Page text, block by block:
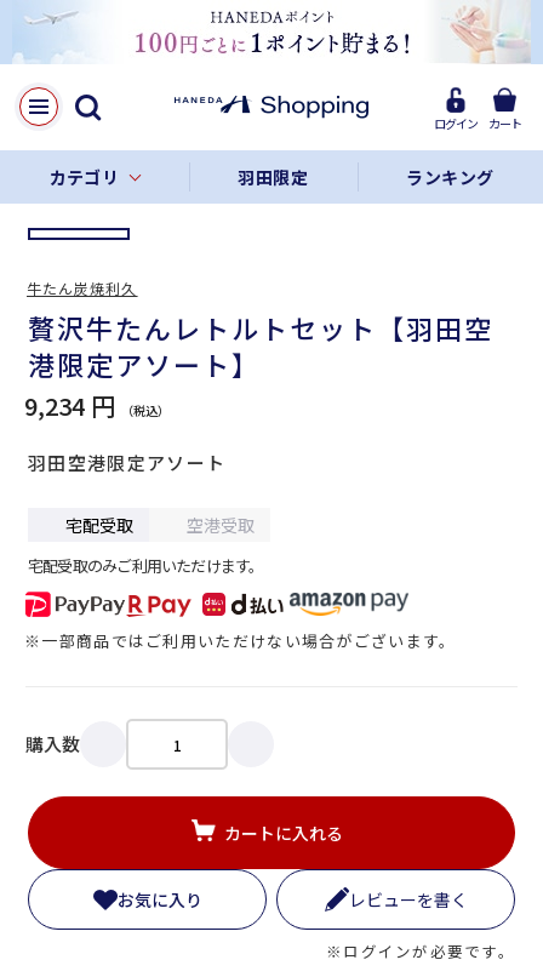
ログイン カート
カテゴリ 羽田限定 ランキング
LINE
Facebook
リンクをコピー
贅沢牛たんレトルトセット【羽田空
港限定アソート】
羽田空港限定アソート
9,234 円
宅配受取 空港受取
宅配受取のみご利用いただけます。
※一部商品ではご利用いただけない場合がございます。
購入数
カートに入れる
お気に入り レビューを書く
※ログインが必要です。
牛たん炭焼利久